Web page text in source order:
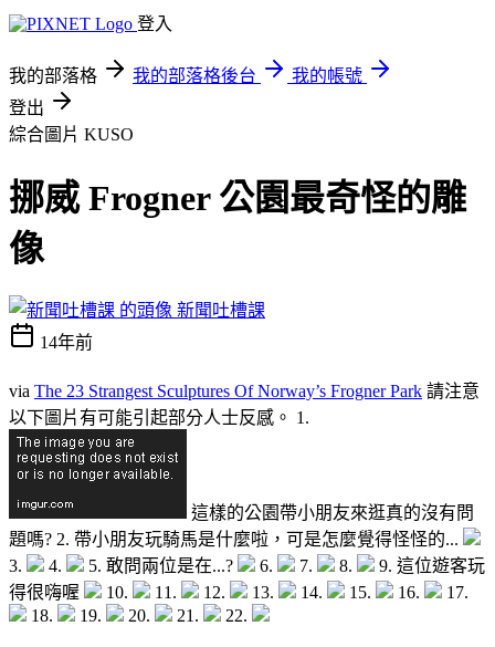
登入
我的部落格 我的部落格後台
我的帳號
登出
綜合圖片 KUSO
挪威 Frogner 公園最奇怪的雕
像
新聞吐槽課
14年前
via The 23 Strangest Sculptures Of Norway’s Frogner Park 請注意
以下圖片有可能引起部分人士反感。 1.
這樣的公園帶小朋友來逛真的沒有問
題嗎? 2. 帶小朋友玩騎馬是什麼啦，可是怎麼覺得怪怪的...
3.
4. 5. 敢問兩位是在...? 6. 7. 8.
9. 這位遊客玩
得很嗨喔
10. 11. 12. 13. 14. 15. 16.
17.
18.
19. 20. 21. 22.